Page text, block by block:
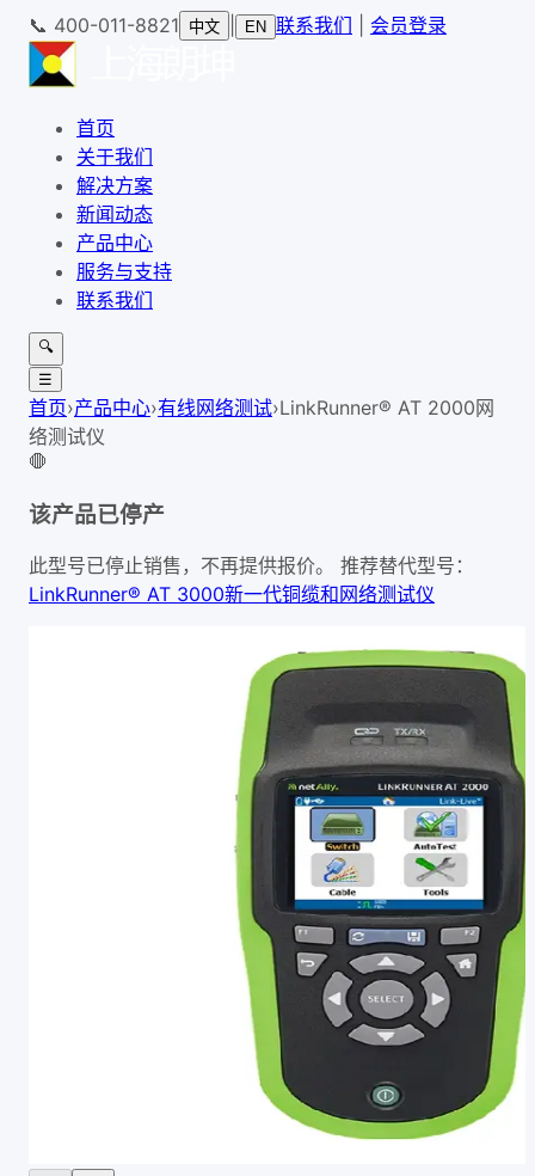
📞 400-011-8821 中文 EN 联系我们 会员登录
首页
关于我们
解决方案
新闻动态
产品中心
服务与支持
联系我们
🔍
☰
首页›产品中心›有线网络测试›LinkRunner® AT 2000网
络测试仪
🛑
该产品已停产
此型号已停止销售，不再提供报价。
推荐替代型号：
LinkRunner® AT 3000新一代铜缆和网络测试仪